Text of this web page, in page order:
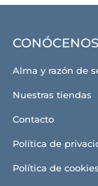
CONÓCENOS
Alma y razón de
Nuestras tiendas
Contacto
Política de
Política de cookies